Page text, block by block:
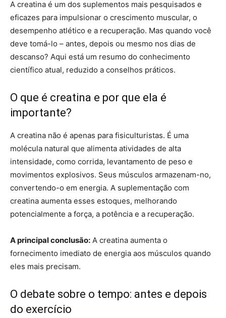
A creatina é um dos suplementos mais pesquisados e
eficazes para impulsionar o crescimento muscular, o
desempenho atlético e a recuperação. Mas quando você
deve tomá-lo – antes, depois ou mesmo nos dias de
descanso? Aqui está um resumo do conhecimento
científico atual, reduzido a conselhos práticos.
O que é creatina e por que ela é
importante?
A creatina não é apenas para fisiculturistas. É uma
molécula natural que alimenta atividades de alta
intensidade, como corrida, levantamento de peso e
movimentos explosivos. Seus músculos armazenam-no,
convertendo-o em energia. A suplementação com
creatina aumenta esses estoques, melhorando
potencialmente a força, a potência e a recuperação.
A principal conclusão: A creatina aumenta o
fornecimento imediato de energia aos músculos quando
eles mais precisam.
O debate sobre o tempo: antes e depois
do exercício